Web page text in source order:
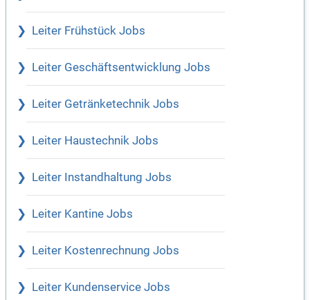
Leiter Frühstück Jobs
Leiter Geschäftsentwicklung Jobs
Leiter Getränketechnik Jobs
Leiter Haustechnik Jobs
Leiter Instandhaltung Jobs
Leiter Kantine Jobs
Leiter Kostenrechnung Jobs
Leiter Kundenservice Jobs